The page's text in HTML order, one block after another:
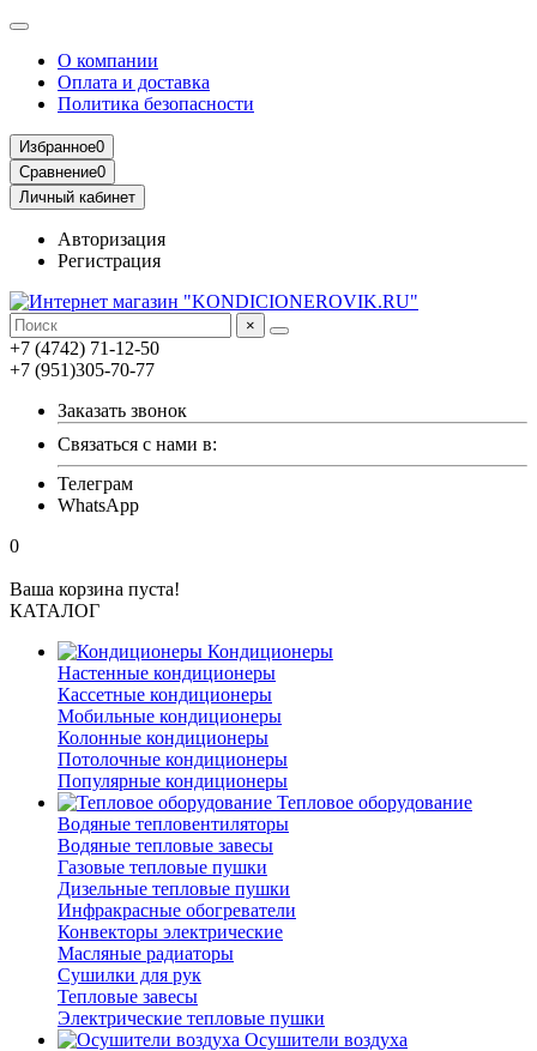
О компании
Оплата и доставка
Политика безопасности
Избранное0
Сравнение0
Личный кабинет
Авторизация
Регистрация
×
+7 (4742) 71-12-50
+7 (951)305-70-77
Заказать звонок
Связаться с нами в:
Телеграм
WhatsApp
0
Ваша корзина пуста!
КАТАЛОГ
Кондиционеры
Настенные кондиционеры
Кассетные кондиционеры
Мобильные кондиционеры
Колонные кондиционеры
Потолочные кондиционеры
Популярные кондиционеры
Тепловое оборудование
Водяные тепловентиляторы
Водяные тепловые завесы
Газовые тепловые пушки
Дизельные тепловые пушки
Инфракрасные обогреватели
Конвекторы электрические
Масляные радиаторы
Сушилки для рук
Тепловые завесы
Электрические тепловые пушки
Осушители воздуха